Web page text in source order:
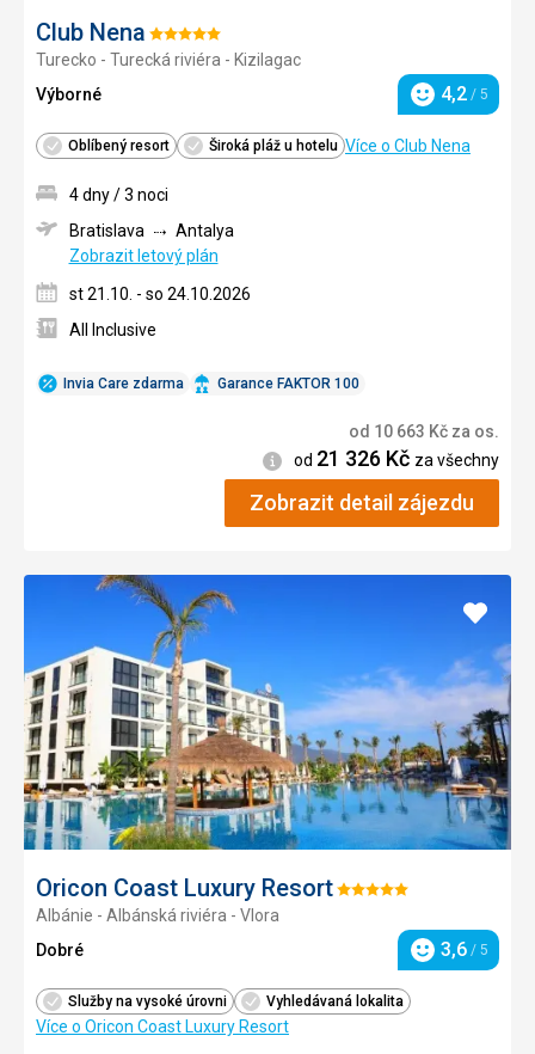
Club Nena Hodnocení:
5/5
Turecko - Turecká riviéra - Kizilagac
Výborné
Hodnocení
4,2 / 5
Oblíbený resort Široká pláž u hotelu Více o Club Nena
Invia Care zdarma Garance FAKTOR 100
4 dny / 3 noci
Bratislava
Antalya
Zobrazit letový plán
st 21.10. - so 24.10.2026
All Inclusive
od 10 663 Kč za os.
Informace
od 21 326 Kč za všechny
Zobrazit detail zájezdu
Oricon Coast Luxury ResortHodnocení:
Albánie - Albánská riviéra - Vlora
Dobré
Hodnocení
3,6 / 5
Služby na vysoké úrovni Vyhledávaná lokalita
Více o Oricon Coast Luxury Resort
Přidat